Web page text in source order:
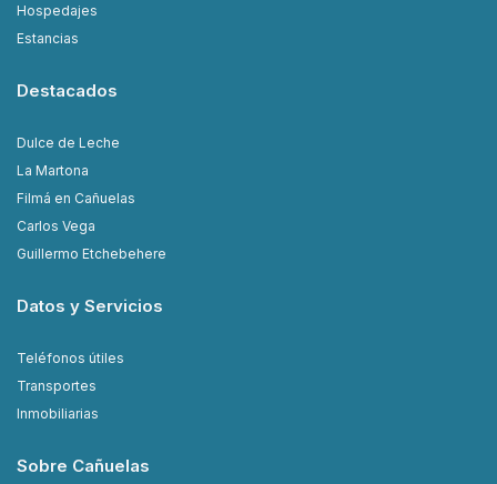
Hospedajes
Estancias
Destacados
Dulce de Leche
La Martona
Filmá en Cañuelas
Carlos Vega
Guillermo Etchebehere
Datos y Servicios
Teléfonos útiles
Transportes
Inmobiliarias
Sobre Cañuelas